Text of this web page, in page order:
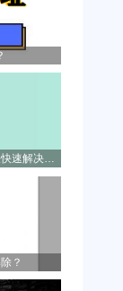
速解决问
？